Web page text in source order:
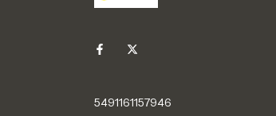
5491161157946